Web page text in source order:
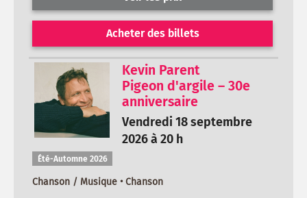
Acheter des billets
Kevin Parent
Pigeon d'argile – 30e
anniversaire
Vendredi 18 septembre
2026 à 20 h
Été-Automne 2026
Chanson / Musique • Chanson